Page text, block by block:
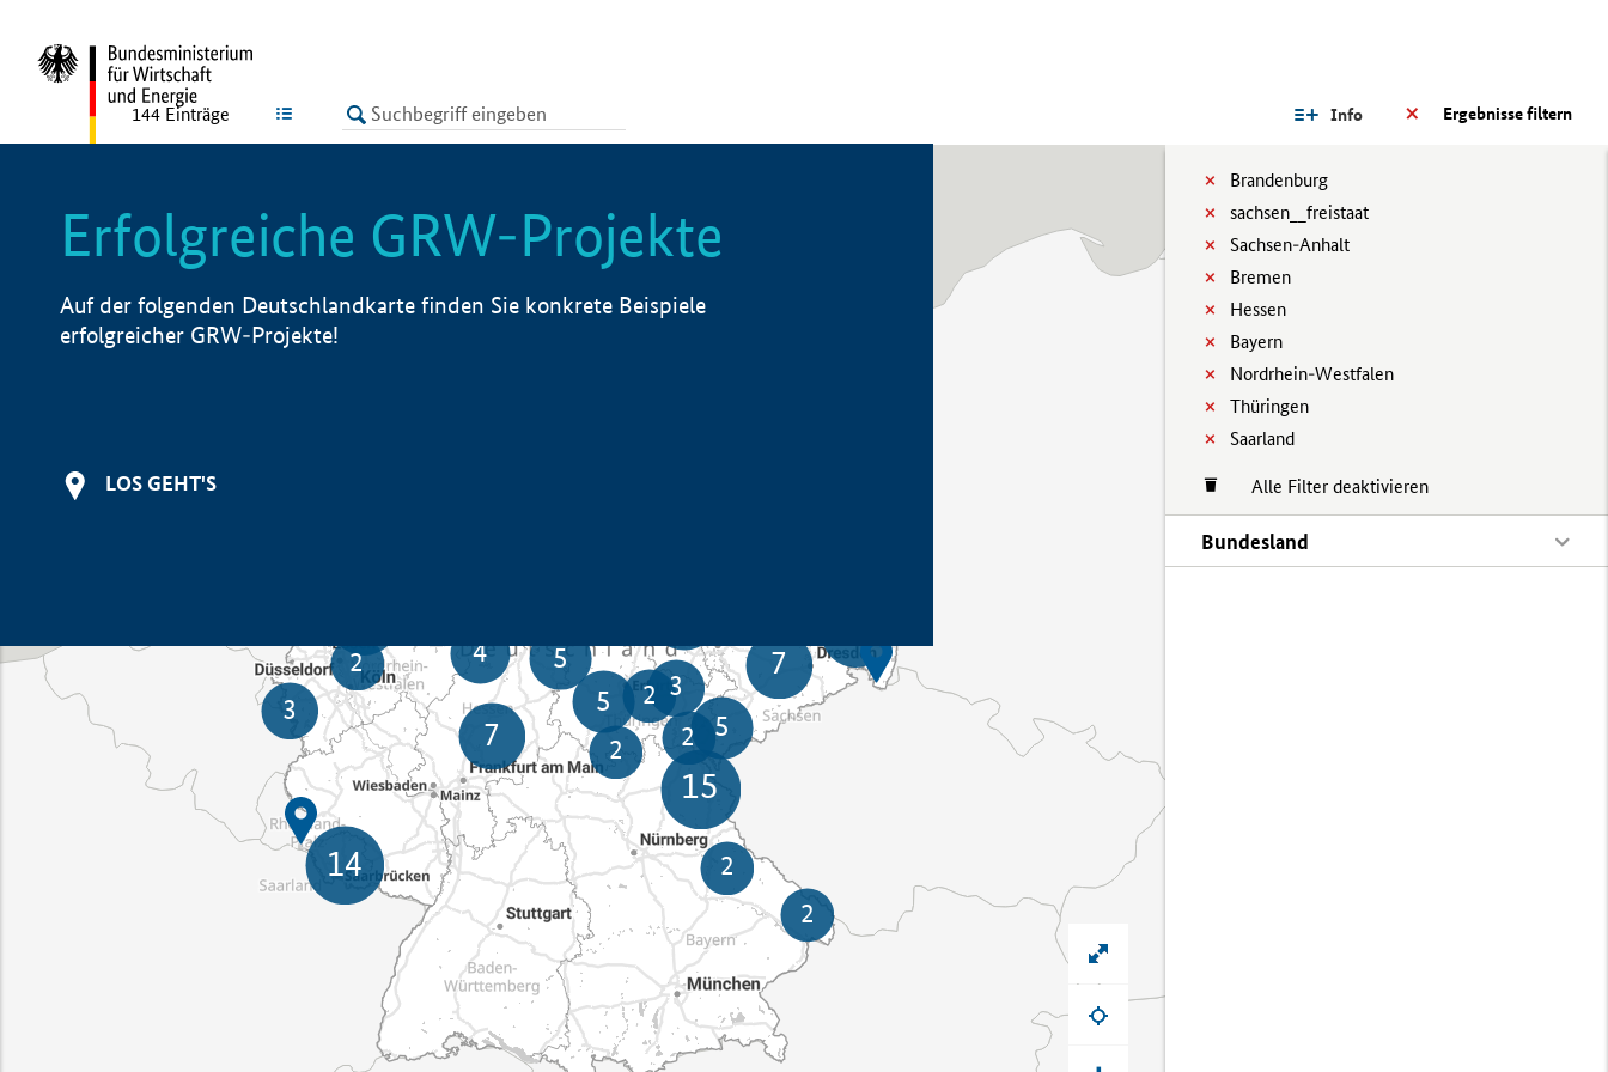
LISTE Ergebnisse filtern
Info
Brandenburg
sachsen__freistaat
Sachsen-Anhalt
Bremen
Hessen
Bayern
Nordrhein-Westfalen
Thüringen
Saarland
Alle Filter deaktivieren
Bundesland
144 Einträge
Erfolgreiche GRW-Projekte
Auf der folgenden Deutschlandkarte finden Sie konkrete Beispiele
erfolgreicher GRW-Projekte!
LOS GEHT'S